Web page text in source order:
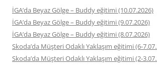
İGA’da Beyaz Gölge – Buddy eğitimi (10.07.2026)
İGA’da Beyaz Gölge – Buddy eğitimi (9.07.2026)
İGA’da Beyaz Gölge – Buddy eğitimi (8.07.2026)
Skoda’da Müşteri Odaklı Yaklaşım eğitimi (6-
Skoda’da Müşteri Odaklı Yaklaşım eğitimi (2-